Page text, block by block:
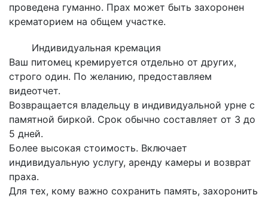
проведена гуманно. Прах может быть захоронен
крематорием на общем участке.
Индивидуальная кремация
Ваш питомец кремируется отдельно от других,
строго один. По желанию, предоставляем
видеотчет.
Возвращается владельцу в индивидуальной урне с
памятной биркой. Срок обычно составляет от 3 до
5 дней.
Более высокая стоимость. Включает
индивидуальную услугу, аренду камеры и возврат
праха.
Для тех, кому важно сохранить память, захоронить